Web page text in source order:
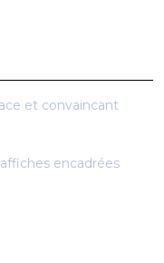
et convaincant
encadrées